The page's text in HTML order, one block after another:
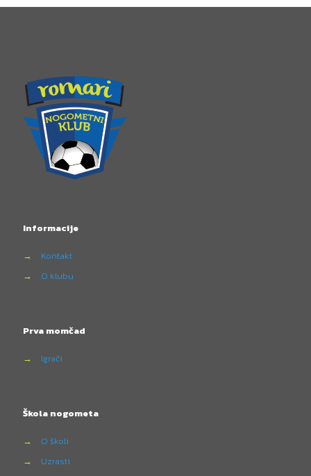
Informacije
→
Kontakt
→
O klubu
Prva momčad
→ Igrači
Škola nogometa
→
O školi
→
Uzrasti